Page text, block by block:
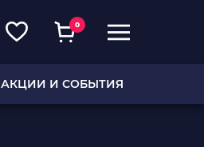
0
АКЦИИ И СОБЫТИЯ